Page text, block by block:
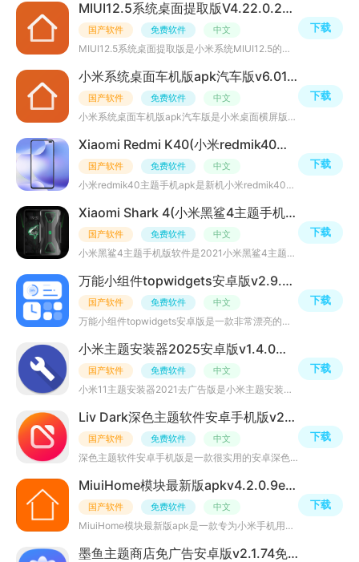
MIUI12.5系统桌面提取版V4.22.0.2908低版本
国产软件 免费软件 中文
MIUI12.5系统桌面提取版是小米系统MIUI12.5的内测桌面安装包，小编为大家带来的这个版本，低版本用户也可以
下载
小米系统桌面车机版apk汽车版v6.01.02.1771-11052127最新版
国产软件 免费软件 中文
小米系统桌面车机版apk汽车版是小米桌面横屏版应用，可在大屏设备上运行，界面清爽，桌面支持自定义图标、启
下载
Xiaomi Redmi K40(小米redmik40主题手机apk)v1.0.2安卓最新版
国产软件 免费软件 中文
小米redmik40主题手机apk是新机小米redmik40主题软件，米粉朋友可抢先体验redmi新机全新壁纸，各种高清壁纸
下载
Xiaomi Shark 4(小米黑鲨4主题手机版软件)v1.0.2第三方版
国产软件 免费软件 中文
小米黑鲨4主题手机版软件是2021小米黑鲨4主题应用，内置第三方黑鲨手机主题，壁纸图标包，高清锁屏图片等资
下载
万能小组件topwidgets安卓版v2.9.5中文版
国产软件 免费软件 中文
万能小组件topwidgets安卓版是一款非常漂亮的安卓小组件，内含海量模板、数百个小工具，支持自定义添加个性
下载
小米主题安装器2025安卓版v1.4.0手机版
国产软件 免费软件 中文
小米11主题安装器2021去广告版是小米主题安装器应用，可一键快速安装各种第三方主题桌面、快速提取字体主题
下载
Liv Dark深色主题软件安卓手机版v2.5.7修改版
国产软件 免费软件 中文
深色主题软件安卓手机版是一款很实用的安卓深色主题软件，完全免费，体积小巧，可对手机系统应用图标、桌面
下载
MiuiHome模块最新版apkv4.2.0.9e7f7df更新版
国产软件 免费软件 中文
MiuiHome模块最新版apk是一款专为小米手机用户打造的手机桌面软件，支持开启完整的高斯模糊，状态栏始终显示
下载
墨鱼主题商店免广告安卓版v2.1.74免费版